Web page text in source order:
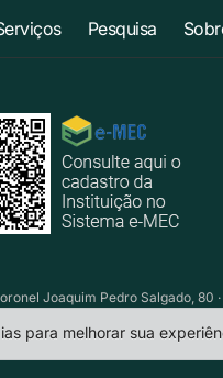
Pesquisa
Joaquim Pedro Salgado, 80
para melhorar sua